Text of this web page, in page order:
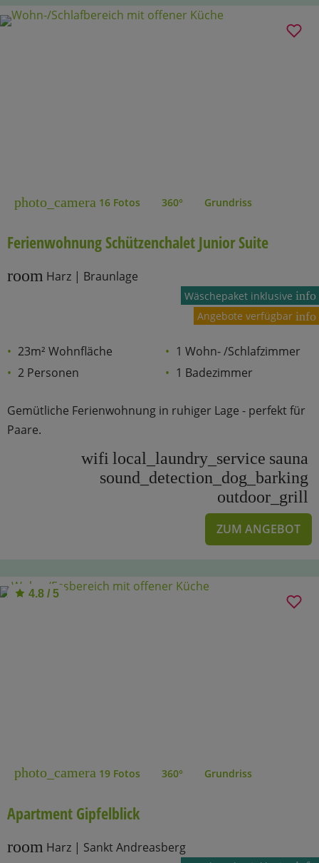
photo_camera 16 Fotos 360° Grundriss
Ferienwohnung Schützenchalet Junior Suite
room Harz | Braunlage
Wäschepaket inklusive info
Angebote verfügbar info
23m² Wohnfläche
2 Personen
1 Wohn- /Schlafzimmer
1 Badezimmer
Gemütliche Ferienwohnung in ruhiger Lage - perfekt für
Paare.
wifi local_laundry_service sauna
sound_detection_dog_barking
outdoor_grill
ZUM ANGEBOT
4.8 / 5
photo_camera 19 Fotos 360° Grundriss
Apartment Gipfelblick
room Harz | Sankt Andreasberg